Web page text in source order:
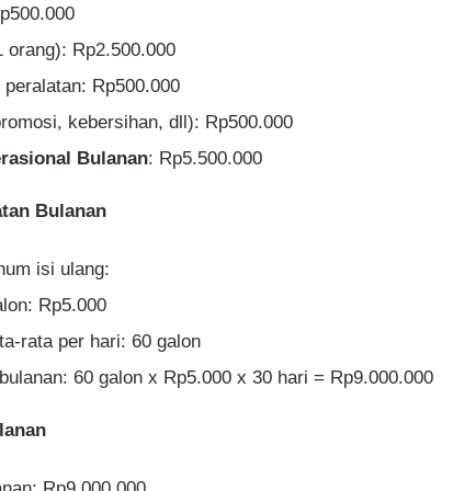
orang): Rp2.500.000
Rp500.000
kebersihan, dll): Rp500.000
Bulanan: Rp5.500.000
Bulanan
isi ulang:
Rp5.000
rata per hari: 60 galon
60 galon x Rp5.000 x 30 hari = Rp9.000.000